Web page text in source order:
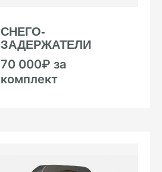
СНЕГО-
ЗАДЕРЖАТЕЛИ
70 000₽ за
комплект